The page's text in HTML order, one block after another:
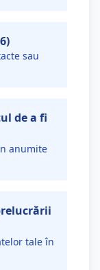
sau
de a fi
anumite
tale în